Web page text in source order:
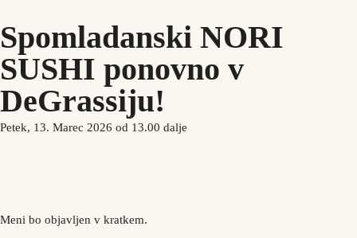
IT
Spomladanski NORI
SUSHI ponovno v
DeGrassiju!
Petek, 13. Marec 2026 od 13.00 dalje
Meni bo objavljen v kratkem.